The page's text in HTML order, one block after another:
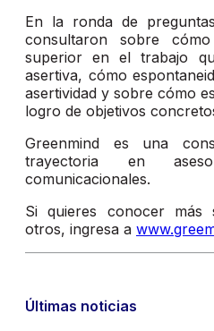
En la ronda de
consultaron sobre
superior en el trabajo
asertiva, cómo
asertividad y sobre cómo
logro de objetivos
Greenmind es una
trayectoria en
comunicacionales.
Si quieres conocer más
otros, ingresa a
Últimas noticias